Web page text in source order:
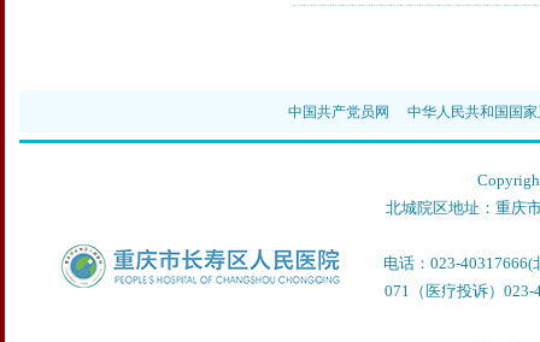
中国共产党员网 中华人民共和国国
北城院区地址：重庆
电话：023-
071（医疗投诉）023-